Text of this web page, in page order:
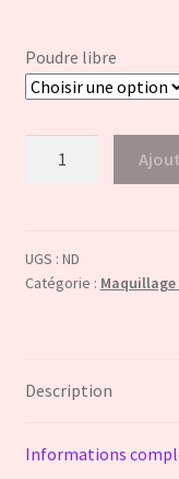
Poudre libre
UGS : ND
Catégorie :
Description
Informations